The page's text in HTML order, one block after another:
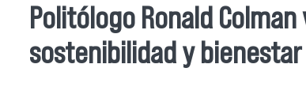
Politólogo Ronald
sostenibilidad y